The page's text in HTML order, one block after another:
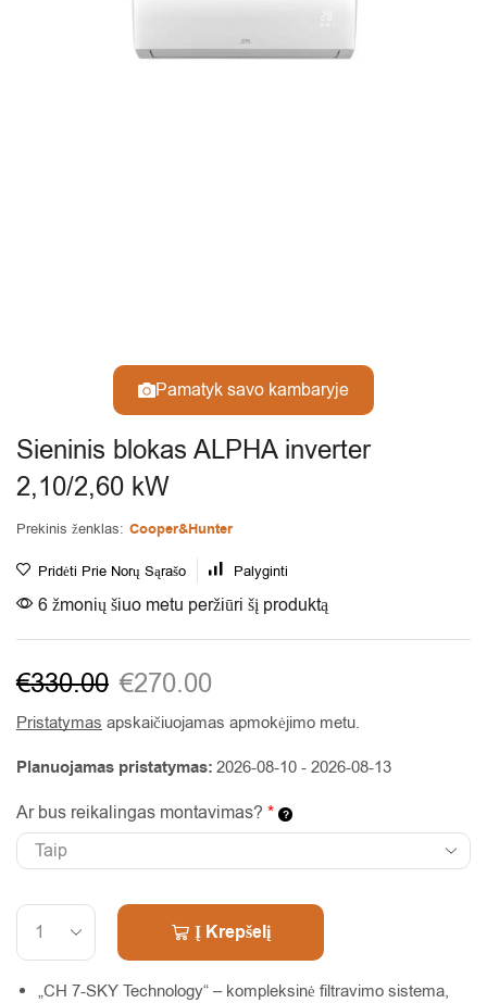
Pamatyk savo kambaryje
Sieninis blokas ALPHA inverter
2,10/2,60 kW
Prekinis ženklas: Cooper&Hunter
Pridėti Prie Norų Sąrašo Palyginti
6 žmonių šiuo metu peržiūri šį produktą
€330.00 €270.00
Pristatymas apskaičiuojamas apmokėjimo metu.
Planuojamas pristatymas: 2026-08-10 - 2026-08-13
Ar bus reikalingas montavimas? *
Į Krepšelį
„CH 7-SKY Technology“ – kompleksinė filtravimo sistema,